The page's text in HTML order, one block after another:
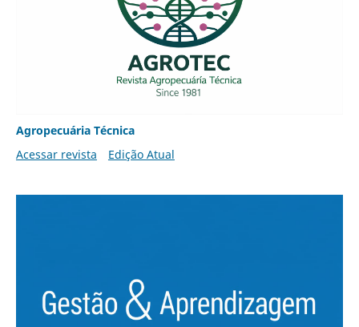
Agropecuária Técnica
Acessar revista
Edição Atual